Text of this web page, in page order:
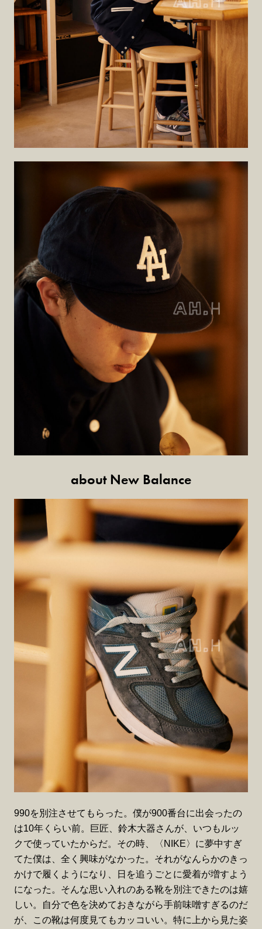
about New Balance
990を別注させてもらった。僕が900番台に出会ったの
は10年くらい前。巨匠、鈴木大器さんが、いつもルッ
クで使っていたからだ。その時、〈NIKE〉に夢中すぎ
てた僕は、全く興味がなかった。それがなんらかのきっ
かけで履くようになり、日を追うごとに愛着が増すよう
になった。そんな思い入れのある靴を別注できたのは嬉
しい。自分で色を決めておきながら手前味噌すぎるのだ
が、この靴は何度見てもカッコいい。特に上から見た姿